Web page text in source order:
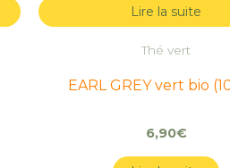
Lire la suite
Thé vert
EARL GREY vert bio
6,90€